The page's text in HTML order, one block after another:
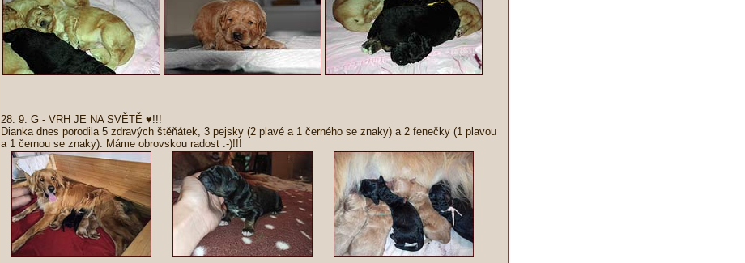
28. 9. G - VRH JE NA SVĚTĚ ♥!!!
Dianka dnes porodila 5 zdravých štěňátek, 3 pejsky (2 plavé a 1 černého se znaky) a 2 fenečky (1 plavou
a 1 černou se znaky). Máme obrovskou radost :-)!!!